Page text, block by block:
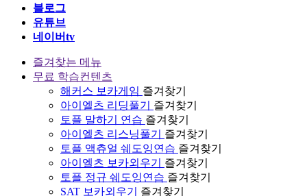
블로그
유튜브
네이버tv
즐겨찾는 메뉴
무료 학습컨텐츠
해커스 보카게임 즐겨찾기
아이엘츠 리딩풀기
즐겨찾기
토플 말하기 연습 즐겨찾기
아이엘츠 리스닝풀기
즐겨찾기
토플 액츄얼 쉐도잉연습 즐겨찾기
아이엘츠 보카외우기
즐겨찾기
토플 정규 쉐도잉연습 즐겨찾기
SAT 보카외우기
즐겨찾기